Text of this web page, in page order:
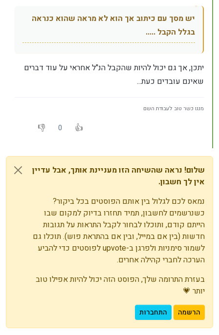
יש מסך עם כיתוב אך הוא לא מראה שהוא כנראה
בגלל הקבל .....
יתכן, אך גם יכול להיות שהקבל הנ"ל אחראי על עוד דברים
שאינם עובדים כעת...
מנגו כשר טוב לעבודת השם
0
שלום! נראה שהשיחה הזו מעניינת אותך, אבל עדיין
אין לך חשבון.
נמאס לכם לגלול בין אותם הפוסטים בכל ביקור?
כשנרשמים לחשבון, תמיד תחזרו בדיוק למקום שבו
הייתם קודם, ותוכלו לבחור לקבל התראות על תגובות
חדשות (בין אם במייל, ובין אם בהתראת פוש). תוכלו גם
לשמור סימניות ולפרגן ב-upvote לפוסטים כדי להביע
הערכה לחברי קהילה אחרים.
בעזרת התרומה שלך, הפוסט הזה יכול להיות אפילו טוב
יותר 💗
הרשמה התחברות